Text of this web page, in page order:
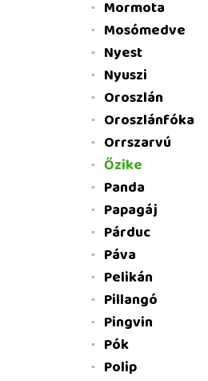
Mormota
Mosómedve
Nyest
Nyuszi
Oroszlán
Oroszlánfóka
Orrszarvú
Őzike
Panda
Papagáj
Párduc
Páva
Pelikán
Pillangó
Pingvin
Pók
Polip